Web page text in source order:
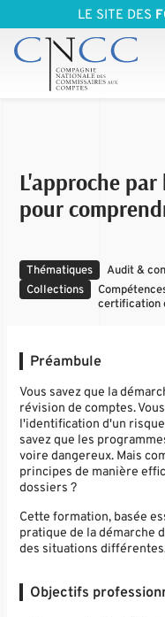
LE SITE DES
L'approche par
pour
Thématiques
Audit &
Collections
certification
Préambule
Vous savez que la
révision de comptes.
l'identification d'un
savez que les
voire dangereux. Mais
principes de manière
dossiers ?
Cette formation, basée
pratique de la démarche
des situations
Objectifs